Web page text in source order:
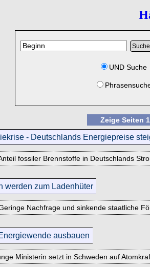
UND Suche
Zeige Seiten
- Deutschlands Energiepreise
fossiler Brennstoffe in Deutschlands
werden zum Ladenhüter
Nachfrage und sinkende staatliche
ausbauen
Ministerin setzt in Schweden auf